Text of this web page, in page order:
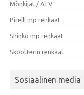
Mönkijät / ATV
Pirelli mp renkaat
Shinko mp renkaat
Skootterin renkaat
Sosiaalinen media